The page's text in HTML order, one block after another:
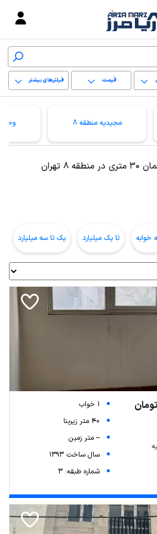
قیمت فیلترهای بیشتر
پاک کردن محدوده
مجیدیه منطقه 8
تهران
خوابه تا یک میلیارد یک تا سه میلیارد
1 خواب
40 متر زیربنا
-- متر زمین
سال ساخت 1393
شماره طبقه: 3